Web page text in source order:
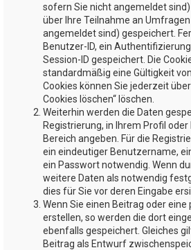
sofern Sie nicht angemeldet
über Ihre Teilnahme an
angemeldet sind) gespeichert.
Benutzer-ID, ein
Session-ID gespeichert. Die
standardmäßig eine Gültigkeit
Cookies können Sie jederzeit
Cookies löschen“ löschen.
Weiterhin werden die Daten
Registrierung, in Ihrem Profil
Bereich angeben. Für die
ein eindeutiger Benutzername,
ein Passwort notwendig. Wenn
weitere Daten als notwendig
dies für Sie vor deren Eingabe
Wenn Sie einen Beitrag oder
erstellen, so werden die dort
ebenfalls gespeichert. Gleiches
Beitrag als Entwurf